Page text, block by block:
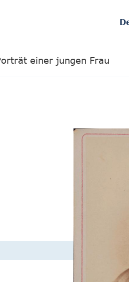
einer jungen Frau